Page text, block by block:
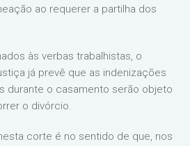
ao requerer a partilha dos
às verbas trabalhistas, o
já prevê que as indenizações
durante o casamento serão objeto
o divórcio.
corte é no sentido de que, nos